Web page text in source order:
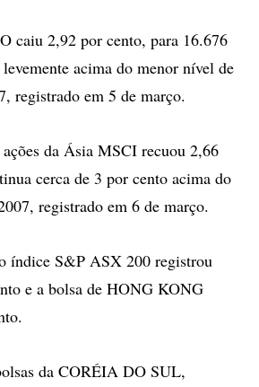
caiu 2,92 por cento, para 16.676
acima do menor nível de
registrado em 5 de março.
da Ásia MSCI recuou 2,66
cerca de 3 por cento acima do
registrado em 6 de março.
índice S&P ASX 200 registrou
e a bolsa de HONG KONG
da CORÉIA DO SUL,